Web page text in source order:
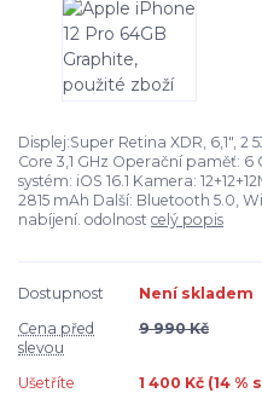
Displej:Super Retina XDR, 6,1", 2
Core 3,1 GHz Operační paměť:
systém: iOS 16.1 Kamera:
2815 mAh Další: Bluetooth 5.0,
nabíjení. odolnost celý popis
Dostupnost
Není skladem
Cena před
slevou
9 990 Kč
Ušetříte 1 400 Kč (14 %